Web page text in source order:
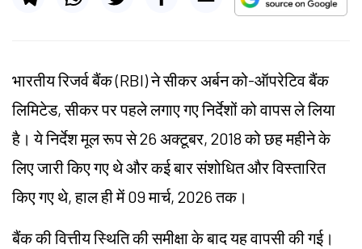
भारतीय रिजर्व बैंक (RBI) ने सीकर अर्बन को-ऑपरेटिव बैंक
लिमिटेड, सीकर पर पहले लगाए गए निर्देशों को वापस ले लिया
है। ये निर्देश मूल रूप से 26 अक्टूबर, 2018 को छह महीने के
लिए जारी किए गए थे और कई बार संशोधित और विस्तारित
किए गए थे, हाल ही में 09 मार्च, 2026 तक।
बैंक की वित्तीय स्थिति की समीक्षा के बाद यह वापसी की गई।